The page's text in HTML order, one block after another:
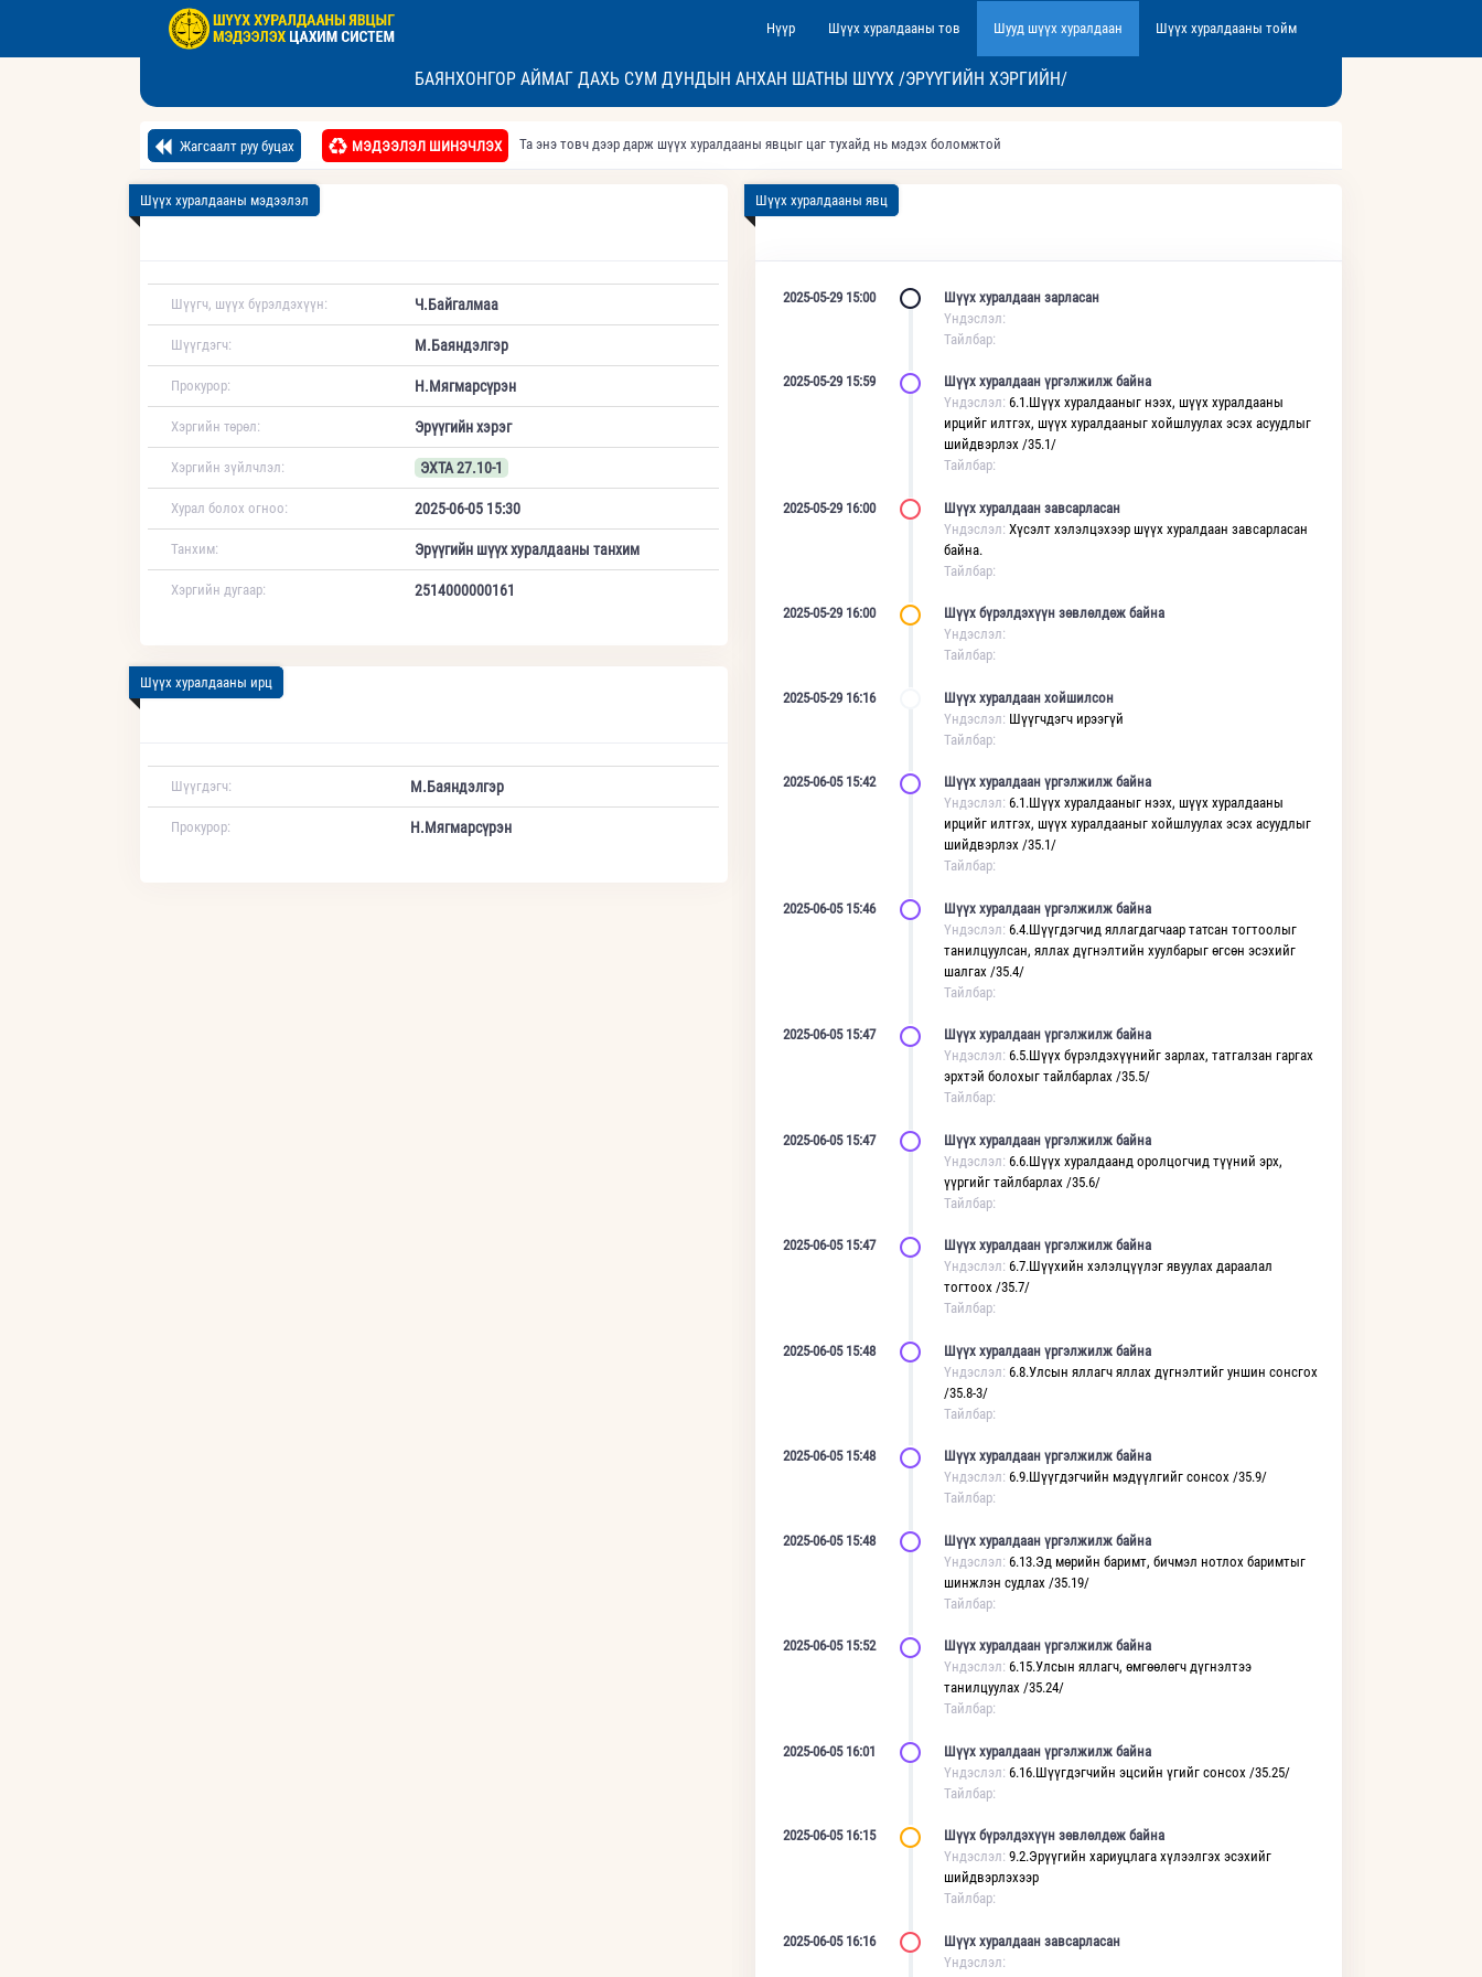
Нүүр Шүүх хуралдааны тов Шууд шүүх хуралдаан Шүүх хуралдааны тойм
БАЯНХОНГОР АЙМАГ ДАХЬ СУМ ДУНДЫН АНХАН ШАТНЫ ШҮҮХ /ЭРҮҮГИЙН ХЭРГИЙН/
Жагсаалт руу буцах МЭДЭЭЛЭЛ ШИНЭЧЛЭХ Та энэ товч дээр дарж шүүх хуралдааны явцыг цаг тухайд нь мэдэх боломжтой
Шүүх хуралдааны мэдээлэл
Шүүгч, шүүх бүрэлдэхүүн: Ч.Байгалмаа
Шүүгдэгч: М.Баяндэлгэр
Прокурор: Н.Мягмарсүрэн
Хэргийн төрөл: Эрүүгийн хэрэг
Хэргийн зүйлчлэл: ЭХТА 27.10-1
Хурал болох огноо: 2025-06-05 15:30
Танхим: Эрүүгийн шүүх хуралдааны танхим
Хэргийн дугаар: 2514000000161
Шүүх хуралдааны ирц
Шүүгдэгч: М.Баяндэлгэр
Прокурор: Н.Мягмарсүрэн
Шүүх хуралдааны явц
2025-05-29 15:00
Шүүх хуралдаан зарласан
Үндэслэл:
Тайлбар:
2025-05-29 15:59
Шүүх хуралдаан үргэлжилж байна
Үндэслэл: 6.1.Шүүх хуралдааныг нээх, шүүх хуралдааны
ирцийг илтгэх, шүүх хуралдааныг хойшлуулах эсэх асуудлыг
шийдвэрлэх /35.1/
Тайлбар:
2025-05-29 16:00
Шүүх хуралдаан завсарласан
Үндэслэл: Хүсэлт хэлэлцэхээр шүүх хуралдаан завсарласан
байна.
Тайлбар:
2025-05-29 16:00
Шүүх бүрэлдэхүүн зөвлөлдөж байна
Үндэслэл:
Тайлбар:
2025-05-29 16:16
Шүүх хуралдаан хойшилсон
Үндэслэл: Шүүгчдэгч ирээгүй
Тайлбар:
2025-06-05 15:42
Шүүх хуралдаан үргэлжилж байна
Үндэслэл: 6.1.Шүүх хуралдааныг нээх, шүүх хуралдааны
ирцийг илтгэх, шүүх хуралдааныг хойшлуулах эсэх асуудлыг
шийдвэрлэх /35.1/
Тайлбар:
2025-06-05 15:46
Шүүх хуралдаан үргэлжилж байна
Үндэслэл: 6.4.Шүүгдэгчид яллагдагчаар татсан тогтоолыг
танилцуулсан, яллах дүгнэлтийн хуулбарыг өгсөн эсэхийг
шалгах /35.4/
Тайлбар:
2025-06-05 15:47
Шүүх хуралдаан үргэлжилж байна
Үндэслэл: 6.5.Шүүх бүрэлдэхүүнийг зарлах, татгалзан гаргах
эрхтэй болохыг тайлбарлах /35.5/
Тайлбар:
2025-06-05 15:47
Шүүх хуралдаан үргэлжилж байна
Үндэслэл: 6.6.Шүүх хуралдаанд оролцогчид түүний эрх,
үүргийг тайлбарлах /35.6/
Тайлбар:
2025-06-05 15:47
Шүүх хуралдаан үргэлжилж байна
Үндэслэл: 6.7.Шүүхийн хэлэлцүүлэг явуулах дараалал
тогтоох /35.7/
Тайлбар:
2025-06-05 15:48
Шүүх хуралдаан үргэлжилж байна
Үндэслэл: 6.8.Улсын яллагч яллах дүгнэлтийг уншин сонсгох
/35.8-3/
Тайлбар:
2025-06-05 15:48
Шүүх хуралдаан үргэлжилж байна
Үндэслэл: 6.9.Шүүгдэгчийн мэдүүлгийг сонсох /35.9/
Тайлбар:
2025-06-05 15:48
Шүүх хуралдаан үргэлжилж байна
Үндэслэл: 6.13.Эд мөрийн баримт, бичмэл нотлох баримтыг
шинжлэн судлах /35.19/
Тайлбар:
2025-06-05 15:52
Шүүх хуралдаан үргэлжилж байна
Үндэслэл: 6.15.Улсын яллагч, өмгөөлөгч дүгнэлтээ
танилцуулах /35.24/
Тайлбар:
2025-06-05 16:01
Шүүх хуралдаан үргэлжилж байна
Үндэслэл: 6.16.Шүүгдэгчийн эцсийн үгийг сонсох /35.25/
Тайлбар:
2025-06-05 16:15
Шүүх бүрэлдэхүүн зөвлөлдөж байна
Үндэслэл: 9.2.Эрүүгийн хариуцлага хүлээлгэх эсэхийг
шийдвэрлэхээр
Тайлбар:
2025-06-05 16:16
Шүүх хуралдаан завсарласан
Үндэслэл: